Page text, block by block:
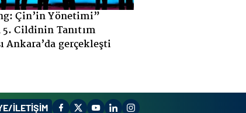
Hizmet Sektöründe Robot İşçi
Çözümü
İLETİŞİM